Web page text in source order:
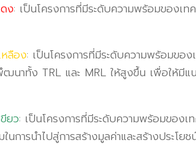
ง: เป็นโครงการที่มีระดับความพร้อมของเท
ลือง: เป็นโครงการที่มีระดับความพร้อมขอ
ฒนาทั้ง TRL และ MRLให้สูงขึ้น เพื่อให้มีแ
ยว: เป็นโครงการที่มีระดับความพร้อมของเ
การนำไปสู่การสร้างมูลค่าและสร้างประโย